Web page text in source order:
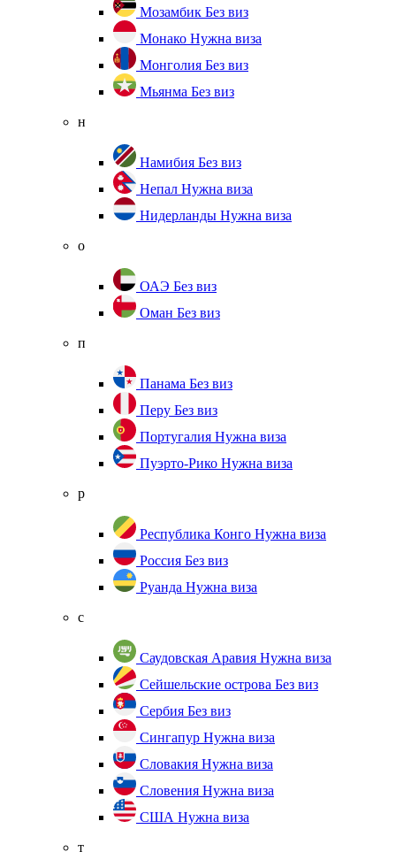
Мозамбик Без виз
Монако Нужна виза
Монголия Без виз
Мьянма Без виз
н
Намибия Без виз
Непал Нужна виза
Нидерланды Нужна виза
о
ОАЭ Без виз
Оман Без виз
п
Панама Без виз
Перу Без виз
Португалия Нужна виза
Пуэрто-Рико Нужна виза
р
Республика Конго Нужна виза
Россия Без виз
Руанда Нужна виза
с
Саудовская Аравия Нужна виза
Сейшельские острова Без виз
Сербия Без виз
Сингапур Нужна виза
Словакия Нужна виза
Словения Нужна виза
США Нужна виза
т